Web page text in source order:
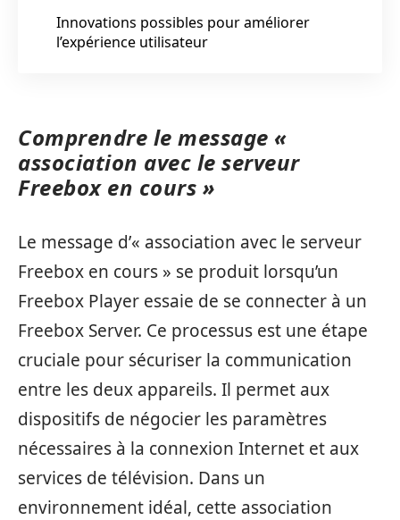
Innovations possibles pour améliorer
l’expérience utilisateur
Comprendre le message «
association avec le serveur
Freebox en cours »
Le message d’« association avec le serveur
Freebox en cours » se produit lorsqu’un
Freebox Player essaie de se connecter à un
Freebox Server. Ce processus est une étape
cruciale pour sécuriser la communication
entre les deux appareils. Il permet aux
dispositifs de négocier les paramètres
nécessaires à la connexion Internet et aux
services de télévision. Dans un
environnement idéal, cette association